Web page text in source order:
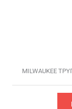
MILWAUKEE